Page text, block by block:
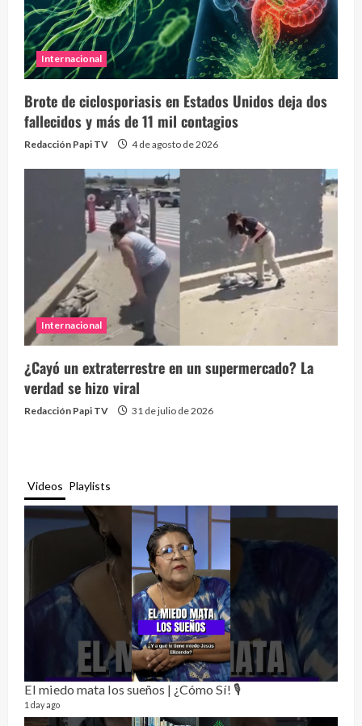
Internacional
Brote de ciclosporiasis en Estados Unidos deja dos
fallecidos y más de 11 mil contagios
Redacción Papi TV 4 de agosto de 2026
Internacional
¿Cayó un extraterrestre en un supermercado? La
verdad se hizo viral
Redacción Papi TV 31 de julio de 2026
Videos Playlists
El miedo mata los sueños | ¿Cómo Sí! 🎙️
1 day ago